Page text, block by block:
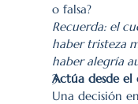
o falsa?
Recuerda: el
haber tristeza
haber alegría
Actúa desde el
Una decisión